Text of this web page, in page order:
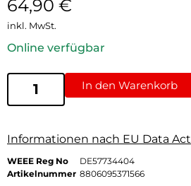
64,90 €
inkl. MwSt.
Online verfügbar
In den Warenkorb
Informationen nach EU Data Act
WEEE Reg No
DE57734404
Artikelnummer 8806095371566